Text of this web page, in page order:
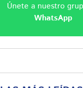
Únete a nuestro
WhatsApp